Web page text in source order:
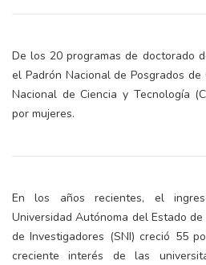
De los 20 programas de doctorado
el Padrón Nacional de Posgrados de
Nacional de Ciencia y Tecnología
por mujeres.
En los años recientes, el
Universidad Autónoma del Estado
de Investigadores (SNI) creció 55
creciente interés de las